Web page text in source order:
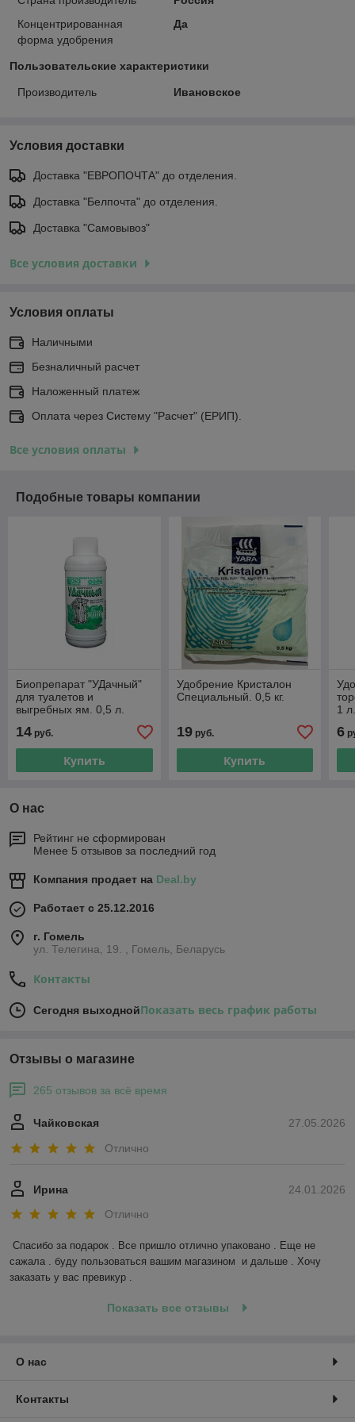
Концентрированная
форма удобрения
Да
Пользовательские характеристики
Производитель Ивановское
Условия доставки
Доставка "ЕВРОПОЧТА" до отделения.
Доставка "Белпочта" до отделения.
Доставка "Самовывоз"
Все условия доставки
Условия оплаты
Наличными
Безналичный расчет
Наложенный платеж
Оплата через Систему "Расчет" (ЕРИП).
Все условия оплаты
Подобные товары компании
Биопрепарат "УДачный"
для туалетов и
выгребных ям. 0,5 л.
14 руб.
Купить
Удобрение Кристалон
Специальный. 0,5 кг.
19руб.
Купить
1
6
О нас
Рейтинг не сформирован
Менее 5 отзывов за последний год
Компания продает на Deal.by
Работает с 25.12.2016
г. Гомель
ул. Телегина, 19. , Гомель, Беларусь
Контакты
Сегодня выходнойПоказать весь график работы
Отзывы о магазине
265 отзывов за всё время
27.05.2026
Чайковская
Отлично
24.01.2026
Ирина
Отлично
Спасибо за подарок . Все пришло отлично упаковано . Еще не
сажала . буду пользоваться вашим магазином  и дальше . Хочу
заказать у вас превикур .
Показать все отзывы
О нас
Контакты